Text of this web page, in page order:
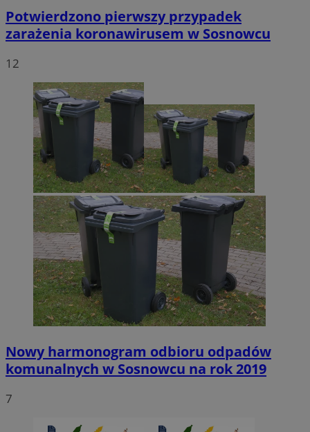
Potwierdzono pierwszy przypadek
zarażenia koronawirusem w Sosnowcu
12
Nowy harmonogram odbioru odpadów
komunalnych w Sosnowcu na rok 2019
7